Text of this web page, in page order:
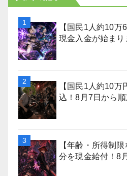
【国民1人約10万
現金入金が始まり
【国民1人約10
込！8月7日から
【年齢・所得制
分を現金給付！8